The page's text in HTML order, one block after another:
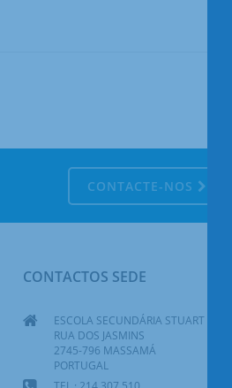
CONTACTE-NOS
CONTACTOS SEDE
ESCOLA SECUNDÁRIA STUART
RUA DOS JASMINS
2745-796 MASSAMÁ
PORTUGAL